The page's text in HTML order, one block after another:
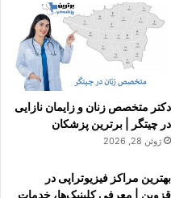
دکتر متخصص زنان و زایمان نازایی
در چیتگر | برترین پزشکان
ژوئن 28, 2026
بهترین مراکز فیزیوتراپی در
قزوین | معرفی کلینیک‌ها، خدمات